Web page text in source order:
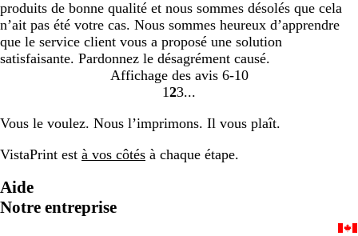
produits de bonne qualité et nous sommes désolés que cela
n’ait pas été votre cas. Nous sommes heureux d’apprendre
que le service client vous a proposé une solution
satisfaisante. Pardonnez le désagrément causé.
Affichage des avis 6-10
Accéder
à
la
page
1 Accéder
la
page
2Accéder
la
page
3
Vous le voulez. Nous l’imprimons. Il vous plaît.
VistaPrint est à vos côtés à chaque étape.
Aide
Notre entreprise